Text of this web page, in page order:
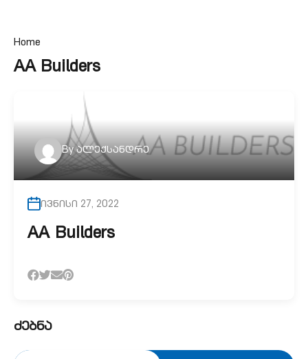
Home
AA Builders
By ალექსანდრე
ივნისი 27, 2022
AA Builders
ძებნა